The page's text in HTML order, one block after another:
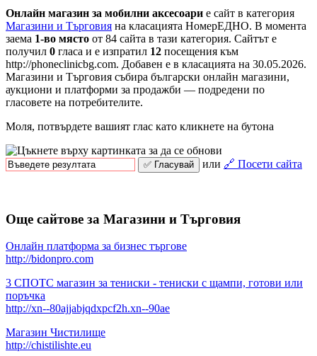
Онлайн магазин за мобилни аксесоари е сайт в категория
Магазини и Търговия на класацията НомерЕДНО. В момента
заема 1-во място от 84 сайта в тази категория. Сайтът е
получил 0 гласа и е изпратил 12 посещения към
http://phoneclinicbg.com. Добавен е в класацията на 30.05.2026.
Магазини и Търговия събира български онлайн магазини,
аукциони и платформи за продажби — подредени по
гласовете на потребителите.
Моля, потвърдете вашият глас като кликнете на бутона
или 🔗 Посети сайта
Още сайтове за Магазини и Търговия
Онлайн платформа за бизнес търгове
http://bidonpro.com
3 СПОТС магазин за тениски - тениски с щампи, готови или
поръчка
http://xn--80ajjabjqdxpcf2h.xn--90ae
Магазин Чистилище
http://chistilishte.eu